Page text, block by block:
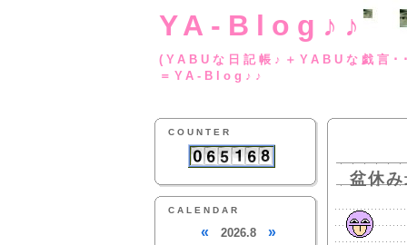
YA-Blog♪♪
(YABUな日記帳♪
＝YA-Blog♪♪
COUNTER
CALENDAR
« 2026.8 »
盆休